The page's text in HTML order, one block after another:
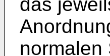
normalen